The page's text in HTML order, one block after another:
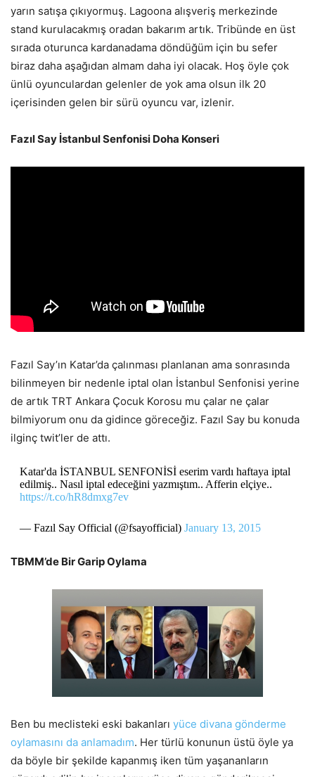
yarın satışa çıkıyormuş. Lagoona alışveriş merkezinde
stand kurulacakmış oradan bakarım artık. Tribünde en üst
sırada oturunca kardanadama döndüğüm için bu sefer
biraz daha aşağıdan almam daha iyi olacak. Hoş öyle çok
ünlü oyunculardan gelenler de yok ama olsun ilk 20
içerisinden gelen bir sürü oyuncu var, izlenir.
Fazıl Say İstanbul Senfonisi Doha Konseri
Fazıl Say’ın Katar’da çalınması planlanan ama sonrasında
bilinmeyen bir nedenle iptal olan İstanbul Senfonisi yerine
de artık TRT Ankara Çocuk Korosu mu çalar ne çalar
bilmiyorum onu da gidince göreceğiz. Fazıl Say bu konuda
ilginç twit’ler de attı.
Katar'da İSTANBUL SENFONİSİ eserim vardı haftaya iptal
edilmiş.. Nasıl iptal edeceğini yazmıştım.. Afferin elçiye..
https://t.co/hR8dmxg7ev
— Fazıl Say Official (@fsayofficial) January 13, 2015
TBMM’de Bir Garip Oylama
Ben bu meclisteki eski bakanları yüce divana gönderme
oylamasını da anlamadım. Her türlü konunun üstü öyle ya
da böyle bir şekilde kapanmış iken tüm yaşananların